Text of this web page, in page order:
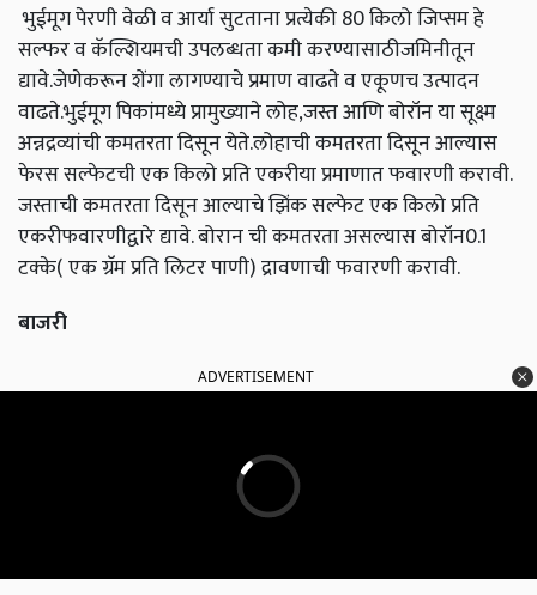
भुईमूग पेरणी वेळी व आर्या सुटताना प्रत्येकी 80 किलो जिप्सम हे
सल्फर व कॅल्शियमची उपलब्धता कमी करण्यासाठीजमिनीतून
द्यावे.जेणेकरून शेंगा लागण्याचे प्रमाण वाढते व एकूणच उत्पादन
वाढते.भुईमूग पिकांमध्ये प्रामुख्याने लोह,जस्त आणि बोरॉन या सूक्ष्म
अन्नद्रव्यांची कमतरता दिसून येते.लोहाची कमतरता दिसून आल्यास
फेरस सल्फेटची एक किलो प्रति एकरीया प्रमाणात फवारणी करावी.
जस्ताची कमतरता दिसून आल्याचे झिंक सल्फेट एक किलो प्रति
एकरीफवारणीद्वारे द्यावे. बोरान ची कमतरता असल्यास बोरॉन0.1
टक्के( एक ग्रॅम प्रति लिटर पाणी) द्रावणाची फवारणी करावी.
बाजरी
ADVERTISEMENT